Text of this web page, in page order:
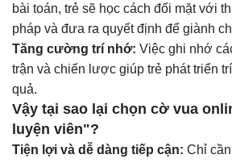
bài toán, trẻ sẽ học cách đối mặt với
pháp và đưa ra quyết định để giành
Tăng cường trí nhớ: Việc ghi nhớ
trận và chiến lược giúp trẻ phát triển
quả.
Vậy tại sao lại chọn cờ vua
luyện viên"?
Tiện lợi và dễ dàng tiếp cận: Chỉ